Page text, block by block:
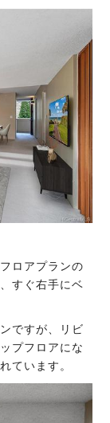
ロアプランの
すぐ右手にベ
ですが、リビ
プフロアにな
ています。